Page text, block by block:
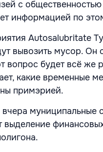
с
информацией по
Autosalubritate
вывозить мусор.
вопрос будет всё
какие временные
примэрией.
муниципальные
выделение